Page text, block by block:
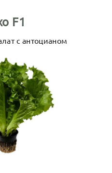
F1
с антоцианом